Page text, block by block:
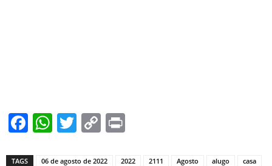
Facebook
WhatsApp
TwitterCopy
TAGS 06 de agosto de 2022 2022 2111 Agosto alugo
casa